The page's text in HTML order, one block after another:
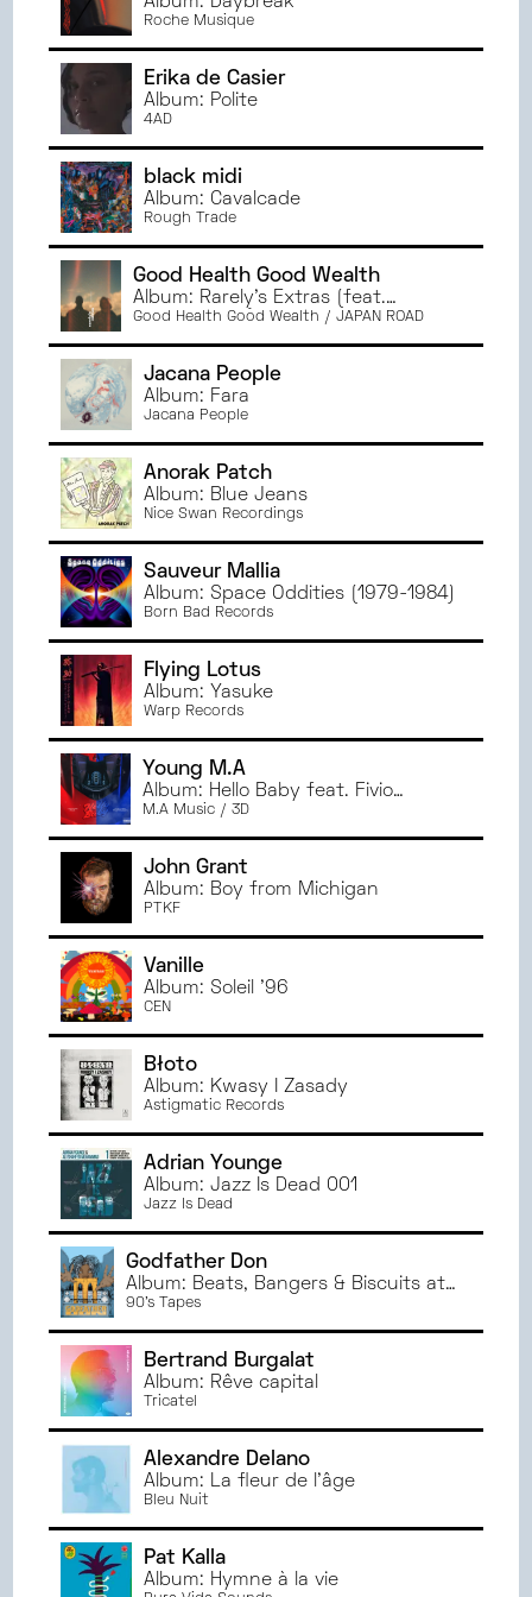
NOVEMBRE2024
OCTOBRE
SEPTEMBRE
2024
2024
MAI
2024
AVRIL
MARS
2024
FÉVRIER2024
JANVIER2024
DÉCEMBRE2023
NOVEMBRE2023
OCTOBRE2023
SEPTEMBRE2023
JUIN2023
AVRIL
2023
MARS
2023
FÉVRIER
JANVIER
JUIN2022
MAI2022
AVRIL
MARS
2022
CAEN
AMIENS
DIJON
BREST
Roche Musique
Erika de Casier
Album: Polite
4AD
black midi
Album: Cavalcade
Rough Trade
Good Health Good Wealth
Album: Rarely's Extras (feat.
Rarelyalways)
Good Health Good Wealth / JAPAN ROAD
Jacana People
Album: Fara
Jacana People
Anorak Patch
Album: Blue Jeans
Nice Swan Recordings
Sauveur Mallia
Album: Space Oddities (1979-1984)
Born Bad Records
Flying Lotus
Album: Yasuke
Warp Records
Young M.A
Album: Hello Baby feat. Fivio
Foreign
M.A Music / 3D
John Grant
Album: Boy from Michigan
PTKF
Vanille
Album: Soleil '96
CEN
Błoto
Album: Kwasy I Zasady
Astigmatic Records
Adrian Younge
Album: Jazz Is Dead 001
Jazz Is Dead
Godfather Don
Album: Beats, Bangers & Biscuits at
535 E 55th St
90's Tapes
Bertrand Burgalat
Album: Rêve capital
Tricatel
Alexandre Delano
Album: La fleur de l'âge
Bleu Nuit
Pat Kalla
Album: Hymne à la vie